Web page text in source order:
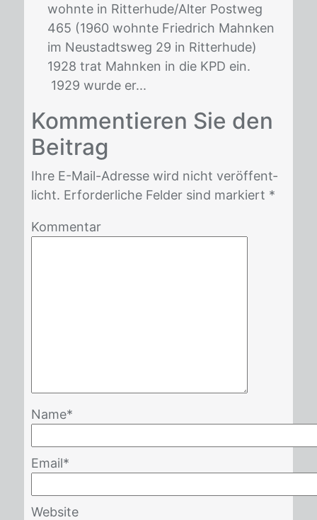
wohnte in Ritterhude/Alter Postweg
465 (1960 wohnte Friedrich Mahnken
im Neustadtsweg 29 in Ritterhude)
1928 trat Mahnken in die KPD ein.
1929 wurde er...
Kom­men­tie­ren Sie den
Bei­trag
Ihre E-Mail-Adres­se wird nicht ver­öf­fent­
licht. Er­for­der­li­che Fel­der sind mar­kiert *
Kommentar
Name*
Email*
Website